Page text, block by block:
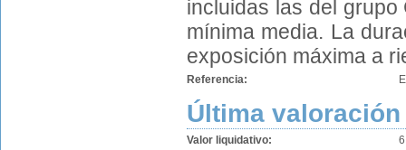
incluidas las del
mínima media. La
exposición máxima a
Referencia:
Última valoración
Valor liquidativo: